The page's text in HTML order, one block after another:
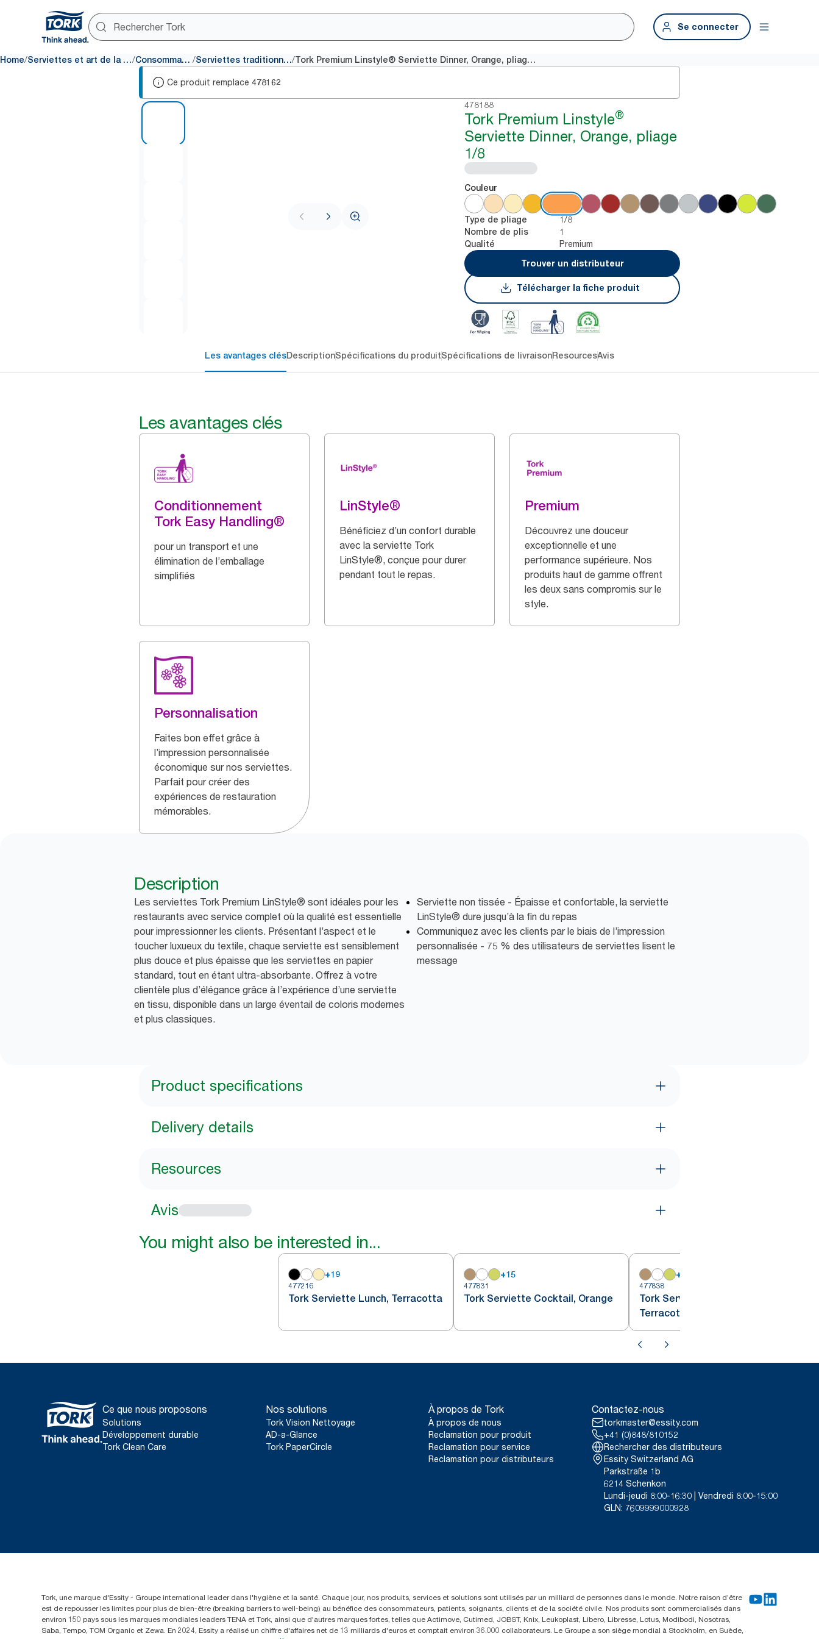
Se connecter
Home/ Serviettes et art de la table/ Consommables / Serviettes traditionnelles/ Tork Premium Linstyle® Serviette Dinner, Orange, pliage 1/8
Ce produit remplace 478162
478188
Tork Premium Linstyle®
Serviette Dinner, Orange, pliage
1/8
Couleur
Type de pliage 1/8
Nombre de plis 1
Qualité
Premium
Trouver un distributeur
Télécharger la fiche produit
Les avantages clésDescriptionSpécifications du produitSpécifications de livraisonResourcesAvis
Les avantages clés
Conditionnement
Tork Easy Handling®
pour un transport et une
élimination de l’emballage
simplifiés
LinStyle®
Bénéficiez d’un confort durable
avec la serviette Tork
LinStyle®, conçue pour durer
pendant tout le repas.
Premium
Découvrez une douceur
exceptionnelle et une
performance supérieure. Nos
produits haut de gamme offrent
les deux sans compromis sur le
style.
Personnalisation
Faites bon effet grâce à
l’impression personnalisée
économique sur nos serviettes.
Parfait pour créer des
expériences de restauration
mémorables.
Description
Les serviettes Tork Premium LinStyle® sont idéales pour les
restaurants avec service complet où la qualité est essentielle
pour impressionner les clients. Présentant l’aspect et le
toucher luxueux du textile, chaque serviette est sensiblement
plus douce et plus épaisse que les serviettes en papier
standard, tout en étant ultra-absorbante. Offrez à votre
clientèle plus d’élégance grâce à l’expérience d’une serviette
en tissu, disponible dans un large éventail de coloris modernes
et plus classiques.
Serviette non tissée - Épaisse et confortable, la serviette
LinStyle® dure jusqu’à la fin du repas
Communiquez avec les clients par le biais de l’impression
personnalisée - 75 % des utilisateurs de serviettes lisent le
message
Product specifications
Delivery details
Resources
Avis
You might also be interested in...
+19
477216
Tork Serviette Lunch, Terracotta
+15
477831
Tork Serviette Cocktail, Orange
+
477838
Tork Serviette Cocktail,
Terracotta
Ce que nous proposons
Solutions
Développement durable
Tork Clean Care
Nos solutions
Tork Vision Nettoyage
AD-a-Glance
Tork PaperCircle
À propos de Tork
À propos de nous
Reclamation pour produit
Reclamation pour service
Reclamation pour distributeurs
Contactez-nous
torkmaster@essity.com
+41 (0)848/810152
Rechercher des distributeurs
Essity Switzerland AG
Parkstraße 1b
6214 Schenkon
Lundi-jeudi 8:00-16:30 | Vendredi 8:00-15:00
GLN: 7609999000928
Tork, une marque d'Essity - Groupe international leader dans l'hygiène et la santé. Chaque jour, nos produits, services et solutions sont utilisés par un milliard de personnes dans le monde. Notre raison d’être
est de repousser les limites pour plus de bien-être (breaking barriers to well-being) au bénéfice des consommateurs, patients, soignants, clients et de la société civile. Nos produits sont commercialisés dans
environ 150 pays sous les marques mondiales leaders TENA et Tork, ainsi que d'autres marques fortes, telles que Actimove, Cutimed, JOBST, Knix, Leukoplast, Libero, Libresse, Lotus, Modibodi, Nosotras,
Saba, Tempo, TOM Organic et Zewa. En 2024, Essity a réalisé un chiffre d'affaires net de 13 milliards d'euros et comptait environ 36.000 collaborateurs. Le Groupe a son siège mondial à Stockholm, en Suède,